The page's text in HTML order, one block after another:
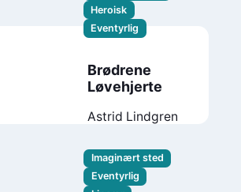
Heroisk
Eventyrlig
Brødrene
Løvehjerte
Astrid Lindgren
Imaginært sted
Eventyrlig